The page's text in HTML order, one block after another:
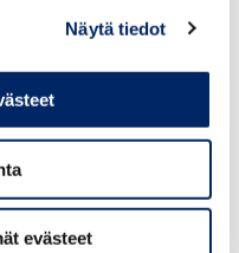
Näytä tiedot
evästeet
Irlannin EU-